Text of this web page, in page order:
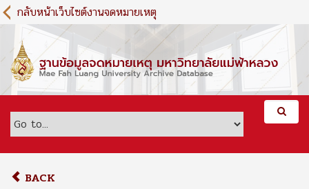
S
k
m
c
กลับหน้าเว็บไซต์งานจดหมายเหตุ
BACK